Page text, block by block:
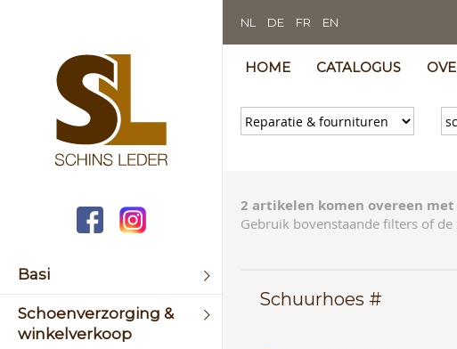
Basi
Schoenverzorging &
winkelverkoop
NL DE FR EN
HOME CATALOGUS
2 artikelen komen overeen
Gebruik bovenstaande filters of
Schuurhoes #